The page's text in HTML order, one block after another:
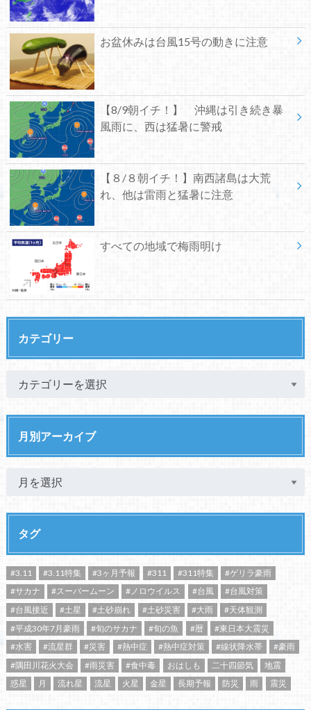
お盆休みは台風15号の動きに注意
【8/9朝イチ！】 沖縄は引き続き暴
風雨に、西は猛暑に警戒
【８/８朝イチ！】南西諸島は大荒
れ、他は雷雨と猛暑に注意
すべての地域で梅雨明け
カテゴリー
月別アーカイブ
タグ
#3.11 #3.11特集 #3ヶ月予報 #311 #311特集
#ゲリラ豪雨
#サカナ
#スーパームーン #ノロウイルス #台風
#台風対策
#台風接近
#土星 #土砂崩れ #土砂災害 #大雨
#天体観測
#平成30年7月豪雨
#旬のサカナ #旬の魚 #暦
#東日本大震災
#水害
#流星群 #災害 #熱中症 #熱中症対策 #線状降水帯
#豪雨
#隅田川花火大会
#雨災害 #食中毒 おはしも 二十四節気
地震
惑星
月 流れ星 流星 火星 金星 長期予報 防災 雨 震災